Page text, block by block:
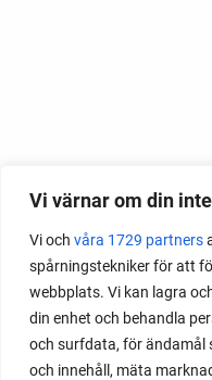
Vi värnar om din
Vi och våra 1729 partners
spårningstekniker för att
webbplats. Vi kan lagra
din enhet och behandla
och surfdata, för ändamål
och innehåll, mäta